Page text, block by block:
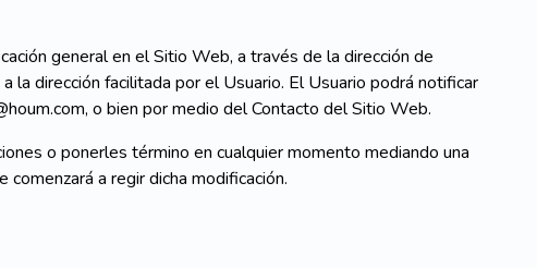
general en el Sitio Web, a través de la dirección de
la dirección facilitada por el Usuario. El Usuario podrá notificar
o bien por medio del Contacto del Sitio Web.
o ponerles término en cualquier momento mediando una
a regir dicha modificación.